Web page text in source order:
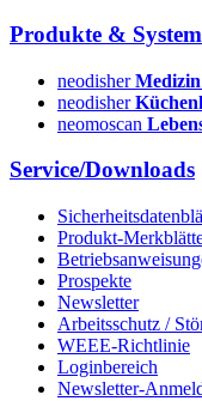
Produkte &
neodisher
neodisher
neomoscan
Service/Downloads
Produkt-
Prospekte
Newsletter
Arbeitsschutz /
WEEE-Richtlinie
Loginbereich
Newsletter-